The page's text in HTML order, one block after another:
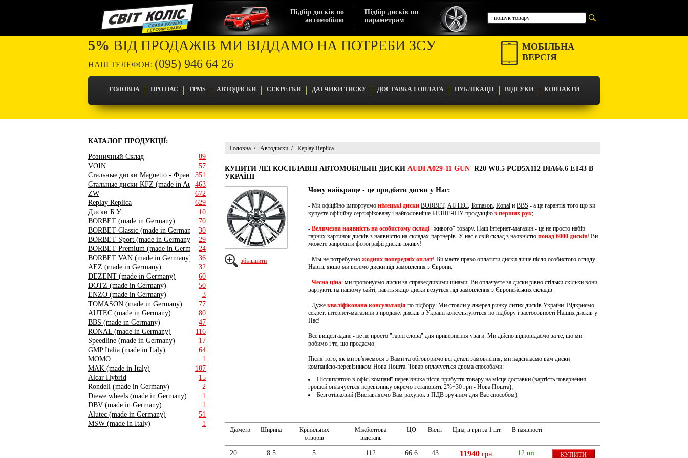
Підбір дисків по
автомобілю
Підбір дисків по
параметрам
МОБІЛЬНА
ВЕРСІЯ
5% ВІД ПРОДАЖІВ МИ ВІДДАМО НА ПОТРЕБИ ЗСУ
НАШ ТЕЛЕФОН: (095) 946 64 26
ГОЛОВНА ПРО НАС TPMS АВТОДИСКИ СЕКРЕТКИ ДАТЧИКИ ТИСКУ ДОСТАВКА І ОПЛАТА ПУБЛІКАЦІЇ ВІДГУКИ КОНТАКТИ
КАТАЛОГ ПРОДУКЦІЇ:
Розничный Склад
89
VOIN
57
Стальные диски Magnetto - Франция351
Стальные диски KFZ (made in Austria)
463
ZW
672
Replay Replica
629
Диски Б У
10
BORBET (made in Germany)
70
BORBET Classic (made in Germany)
30
BORBET Sport (made in Germany)
29
BORBET Premium (made in Germany)
24
BORBET VAN (made in Germany)
36
AEZ (made in Germany)
32
DEZENT (made in Germany)
60
DOTZ (made in Germany)
50
ENZO (made in Germany)
3
TOMASON (made in Germany)
77
AUTEC (made in Germany)
80
BBS (made in Germany)
47
RONAL (made in Germany)
116
Speedline (made in Germany)
17
GMP Italia (made in Italy)
64
MOMO
1
MAK (made in Italy)
187
Alcar Hybrid
15
Rondell (made in Germany)
2
Diewe wheels (made in Germany)
1
DBV (made in Germany)
1
Alutec (made in Germany)
51
MSW (made in Italy)
1
Головна Автодиски Replay Replica
Автодиски
Replay Replica
Audi A029-11 Gun
КУПИТИ ЛЕГКОСПЛАВНІ АВТОМОБІЛЬНІ ДИСКИ AUDI A029-11 GUN R20 W8.5 PCD5X112 DIA66.6 ET43 В
УКРАЇНІ
збільшити
Чому найкраще - це придбати диски у Нас:
- Ми офіційно імпортуємо німецькі диски BORBET, AUTEC, Tomason, Ronal и BBS - а це гарантія того що ви
купуєте офіційну сертифіковану і найголовніше БЕЗПЕЧНУ продукцію з перших рук;
- Величезна наявність на особистому складі "живого" товару. Наш інтернет-магазин - це не просто набір
гарних картинок дисків з наявністю на складах-партнерів. У нас є свій склад з наявністю понад 6000 дисків! Ви
можете запросити фотографії дисків вживу!
- Мы не потребуємо жодних попередніх оплат! Ви маєте право оплатити диски лише після особистого огляду.
Навіть якщо ми веземо диски під замовлення з Європи.
- Чесна ціна: ми пропонуємо диски за справедливими цінами. Ви оплачуєте за диски рівно стільки скільки вони
вартують на нашому сайті, навіть якщо диски везуться під замовлення з Європейських складів.
- Дуже кваліфікована консультація по підбору: Ми стояли у джерел ринку литих дисків України. Відкриємо
секрет: інтернет-магазини з продажу дисків в Україні консультуються по підбору і застосовності Наших дисків у
Нас!
Все вищезгадане - це не просто "гарні слова" для привернення уваги. Ми дійсно відповідаємо за те, що ми
робимо і те, що продаємо.
Після того, як ми зв'яжемося з Вами та обговоримо всі деталі замовлення, ми надсилаємо вам диски
компанією-перевізником Нова Пошта. Товар оплачується двома способами:
Післяплатою в офісі компанії-перевізника після прибуття товару на місце доставки (вартість повернення
грошей оплачується перевізнику окремо і становить 2%+30 грн - Нова Пошта);
Безготівковий (Виставляємо Вам рахунок з ПДВ зручним для Вас способом).
Діаметр Ширина
Кріпильних
отворів
Міжболтова
відстань
ЦО Виліт Ціна, в грн за 1 шт. В наявності
20 8.5 5 112 66.6 43 11940 грн. 12 шт. КУПИТИ